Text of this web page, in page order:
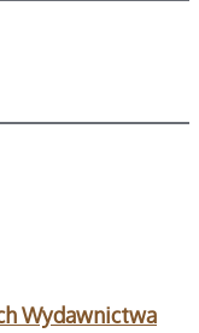
Wydawnictwa